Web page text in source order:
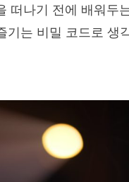
떠나기 전에 배워두
기는 비밀 코드로 생